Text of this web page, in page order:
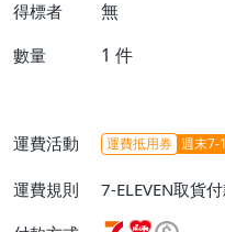
得標者 無
數量 1 件
運費活動 運費抵用券 週末7-
運費規則
7-ELEVEN取貨
富取貨付款【單